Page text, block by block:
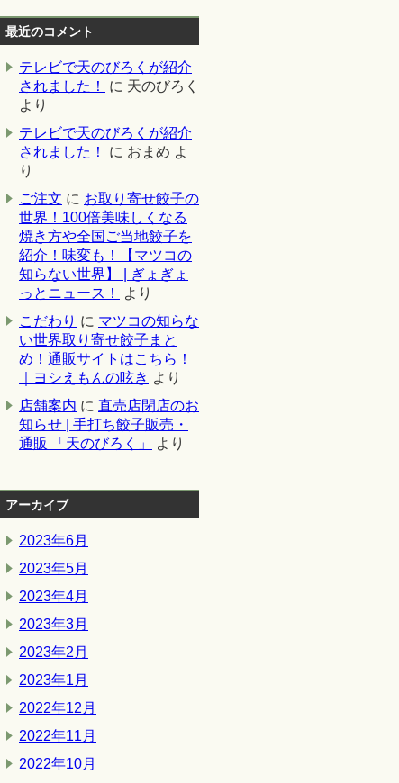
最近のコメント
テレビで天のびろくが紹介
されました！
に 天のびろく
より
テレビで天のびろくが紹介
されました！
に おまめ よ
り
ご注文 に お取り寄せ餃子の
世界！100倍美味しくなる
焼き方や全国ご当地餃子を
紹介！味変も！【マツコの
知らない世界】 | ぎょぎょ
っとニュース！
より
こだわり に マツコの知らな
い世界取り寄せ餃子まと
め！通販サイトはこちら！
｜ヨシえもんの呟き より
店舗案内 に 直売店閉店のお
知らせ | 手打ち餃子販売・
通販 「天のびろく」
より
アーカイブ
2023年6月
2023年5月
2023年4月
2023年3月
2023年2月
2023年1月
2022年12月
2022年11月
2022年10月